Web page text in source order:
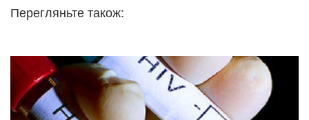
Перегляньте також: